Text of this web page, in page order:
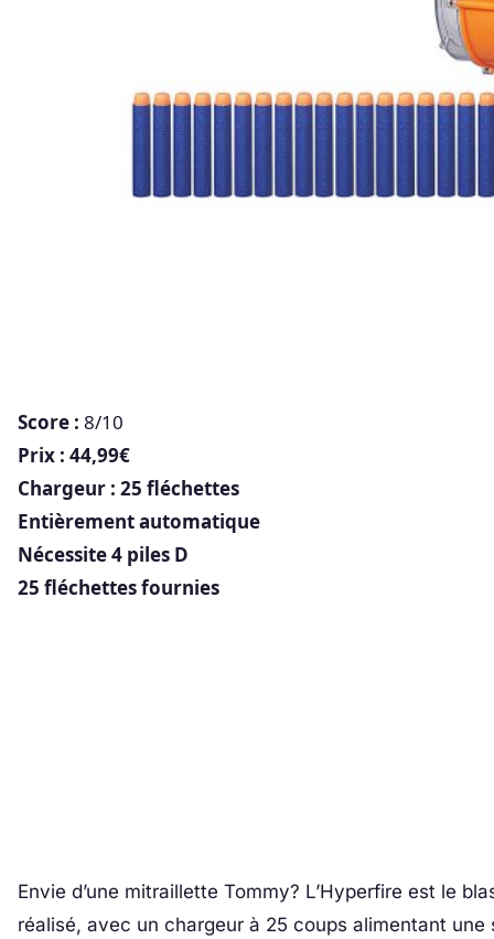
Score : 8/10
Prix : 44,99€
Chargeur : 25 fléchettes
Entièrement automatique
Nécessite 4 piles D
25 fléchettes fournies
Envie d’une mitraillette Tommy? L’Hyperfire est le
réalisé, avec un chargeur à 25 coups alimentant